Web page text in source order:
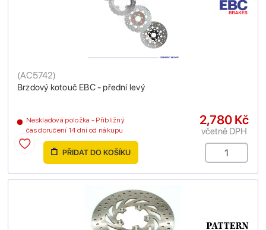
Brzdový kotouč EBC - přední levý
(AC5742)
Neskladová položka - Přibližný
čas doručení 14 dní od nákupu
2,780 Kč
včetně DPH
PŘIDAT DO KOŠÍKU